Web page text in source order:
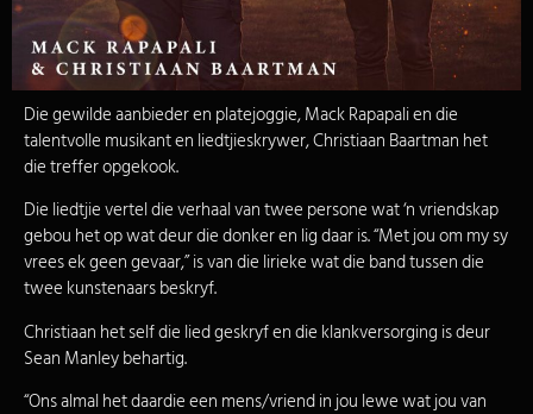
Die gewilde aanbieder en platejoggie, Mack Rapapali en die
talentvolle musikant en liedtjieskrywer, Christiaan Baartman het
die treffer opgekook.
Die liedtjie vertel die verhaal van twee persone wat ‘n vriendskap
gebou het op wat deur die donker en lig daar is. “Met jou om my sy
vrees ek geen gevaar,” is van die lirieke wat die band tussen die
twee kunstenaars beskryf.
Christiaan het self die lied geskryf en die klankversorging is deur
Sean Manley behartig.
“Ons almal het daardie een mens/vriend in jou lewe wat jou van